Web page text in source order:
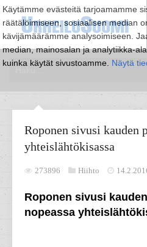
Käytämme evästeitä tarjoamamme
räätälöimiseen, sosiaalisen median
kävijämäärämme analysoimiseen.
median, mainosalan ja analytiikka-
kuinka käytät sivustoamme. Näytä
Roponen sivusi kauden
yhteislähtökisassa
273896 Hiihto
Roponen sivusi
nopeassa